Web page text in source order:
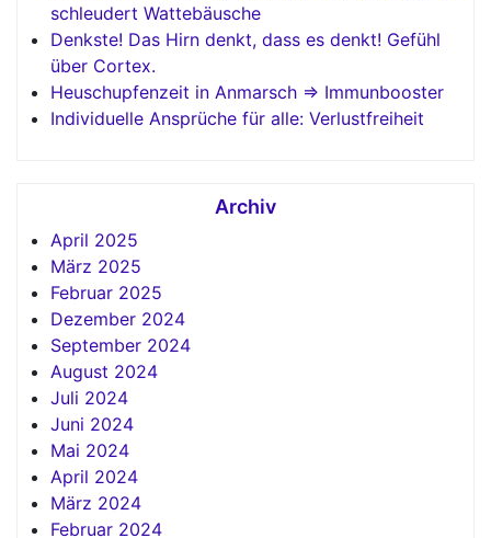
schleudert Wattebäusche
Denkste! Das Hirn denkt, dass es denkt! Gefühl
über Cortex.
Heuschupfenzeit in Anmarsch => Immunbooster
Individuelle Ansprüche für alle: Verlustfreiheit
Archiv
April 2025
März 2025
Februar 2025
Dezember 2024
September 2024
August 2024
Juli 2024
Juni 2024
Mai 2024
April 2024
März 2024
Februar 2024